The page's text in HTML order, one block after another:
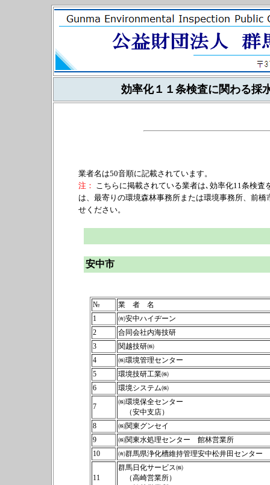
効率化１１条検査に関わる採
業者名は50音順に記載されています。
注： こちらに掲載されている業者は､効率化11条検
は、最寄りの環境森林事務所または環境事務所、前
せください。
安中市
№
業 者 名
1
㈲安中ハイヂーン
2
合同会社内海技研
3
関越技研㈱
4
㈱環境管理センター
5
環境技研工業㈱
6
環境システム㈱
7
㈱環境保全センター
（安中支店）
8
㈱関東グンセイ
9
㈱関東水処理センター 館林営業所
10
㈲群馬県浄化槽維持管理安中松井田センター
11
群馬日化サービス㈱
（高崎営業所）